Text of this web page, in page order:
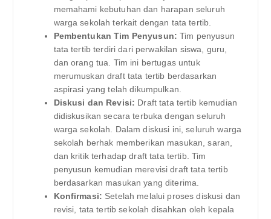
memahami kebutuhan dan harapan seluruh
warga sekolah terkait dengan tata tertib.
Pembentukan Tim Penyusun: Tim penyusun
tata tertib terdiri dari perwakilan siswa, guru,
dan orang tua. Tim ini bertugas untuk
merumuskan draft tata tertib berdasarkan
aspirasi yang telah dikumpulkan.
Diskusi dan Revisi: Draft tata tertib kemudian
didiskusikan secara terbuka dengan seluruh
warga sekolah. Dalam diskusi ini, seluruh warga
sekolah berhak memberikan masukan, saran,
dan kritik terhadap draft tata tertib. Tim
penyusun kemudian merevisi draft tata tertib
berdasarkan masukan yang diterima.
Konfirmasi: Setelah melalui proses diskusi dan
revisi, tata tertib sekolah disahkan oleh kepala